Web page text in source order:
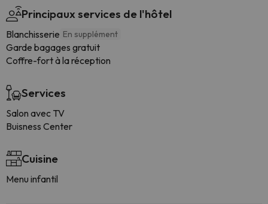
Principaux services de l'hôtel
Blanchisserie En supplément
Garde bagages gratuit
Coffre-fort à la réception
Services
Salon avec TV
Buisness Center
Cuisine
Menu infantil